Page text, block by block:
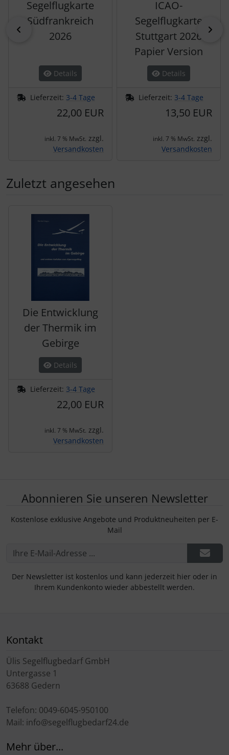
Segelflugkarte
Südfrankreich
2026
Details
Lieferzeit: 3-4 Tage
22,00 EUR
inkl. 7 % MwSt. zzgl.
Versandkosten
ICAO-
Segelflugkarte
Stuttgart 2026
Papier Version
Details
Lieferzeit: 3-4 Tage
13,50 EUR
inkl. 7 % MwSt. zzgl.
Versandkosten
Zuletzt angesehen
Die Entwicklung
der Thermik im
Gebirge
Details
Lieferzeit: 3-4 Tage
22,00 EUR
inkl. 7 % MwSt. zzgl.
Versandkosten
Abonnieren Sie unseren Newsletter
Kostenlose exklusive Angebote und Produktneuheiten per E-
Mail
Der Newsletter ist kostenlos und kann jederzeit hier oder in
Ihrem Kundenkonto wieder abbestellt werden.
Kontakt
Ülis Segelflugbedarf GmbH
Untergasse 1
63688 Gedern
Telefon: 0049-6045-950100
Mail: info@segelflugbedarf24.de
Mehr über...